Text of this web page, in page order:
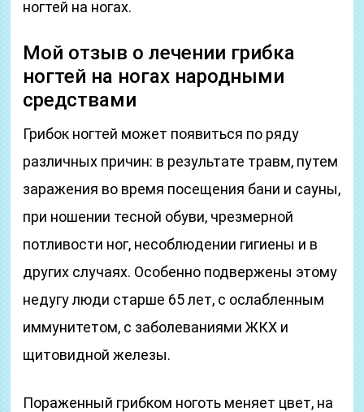
ногтей на ногах.
Мой отзыв о лечении грибка
ногтей на ногах народными
средствами
Грибок ногтей может появиться по ряду
различных причин: в результате травм, путем
заражения во время посещения бани и сауны,
при ношении тесной обуви, чрезмерной
потливости ног, несоблюдении гигиены и в
других случаях. Особенно подвержены этому
недугу люди старше 65 лет, с ослабленным
иммунитетом, с заболеваниями ЖКХ и
щитовидной железы.
Пораженный грибком ноготь меняет цвет, на